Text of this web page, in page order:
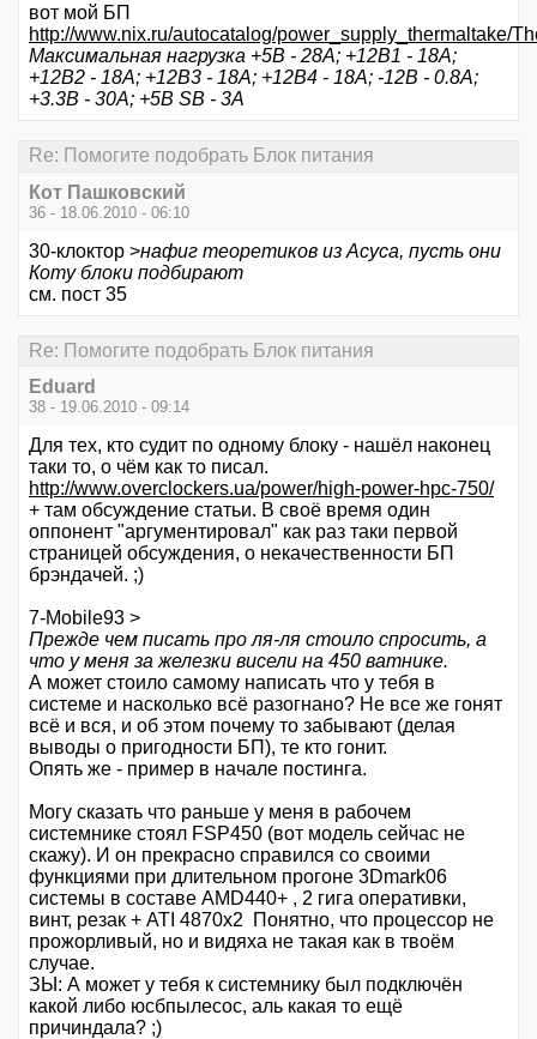
вот мой БП
http://www.nix.ru/autocatalog/power_supply_thermaltake/
Максимальная нагрузка +5В - 28А; +12В1 - 18А;
+12В2 - 18А; +12В3 - 18А; +12В4 - 18А; -12В - 0.8А;
+3.3B - 30А; +5В SB - 3А
Re: Помогите подобрать Блок питания
Кот Пашковский
36 - 18.06.2010 - 06:10
30-клоктор >нафиг теоретиков из Асуса, пусть они
Коту блоки подбирают
см. пост 35
Re: Помогите подобрать Блок питания
Eduard
38 - 19.06.2010 - 09:14
Для тех, кто судит по одному блоку - нашёл наконец
таки то, о чём как то писал.
http://www.overclockers.ua/power/high-power-hpc-750/
+ там обсуждение статьи. В своё время один
оппонент "аргументировал" как раз таки первой
страницей обсуждения, о некачественности БП
брэндачей. ;)
7-Mobile93 >
Прежде чем писать про ля-ля стоило спросить, а
что у меня за железки висели на 450 ватнике.
А может стоило самому написать что у тебя в
системе и насколько всё разогнано? Не все же гонят
всё и вся, и об этом почему то забывают (делая
выводы о пригодности БП), те кто гонит.
Опять же - пример в начале постинга.
Могу сказать что раньше у меня в рабочем
системнике стоял FSP450 (вот модель сейчас не
скажу). И он прекрасно справился со своими
функциями при длительном прогоне 3Dmark06
системы в составе AMD440+ , 2 гига оперативки,
винт, резак + ATI 4870x2 Понятно, что процессор не
прожорливый, но и видяха не такая как в твоём
случае.
ЗЫ: А может у тебя к системнику был подключён
какой либо юсбпылесос, аль какая то ещё
причиндала? ;)